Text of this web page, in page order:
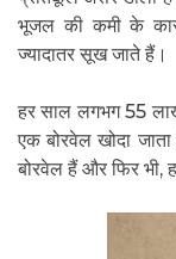
भूजल की कमी के
ज्यादातर सूख जाते हैं।
हर साल लगभग 55
एक बोरवेल खोदा
बोरवेल हैं और फिर भी,